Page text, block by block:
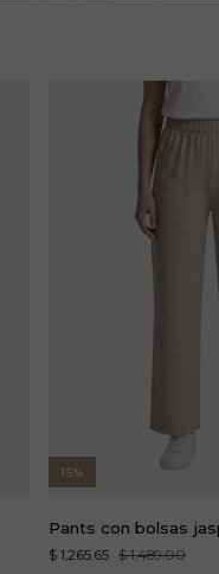
15%
bolsas
Pants con bolsas
$ 1,265.65 $ 1,489.00